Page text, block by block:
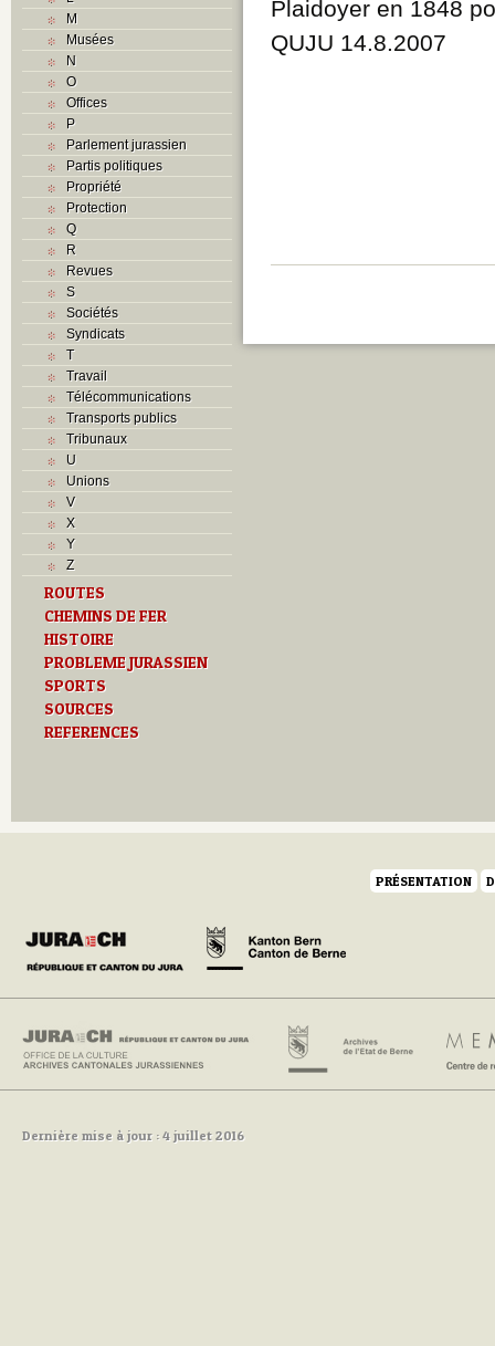
M
Musées
N
O
Offices
P
Parlement jurassien
Partis politiques
Propriété
Protection
Q
R
Revues
S
Sociétés
Syndicats
T
Travail
Télécommunications
Transports publics
Tribunaux
U
Unions
V
X
Y
Z
ROUTES
CHEMINS DE FER
HISTOIRE
PROBLEME JURASSIEN
SPORTS
SOURCES
REFERENCES
Plaidoyer en 1848
QUJU 14.8.2007
PRÉSENTATION
Dernière mise à jour : 4 juillet 2016